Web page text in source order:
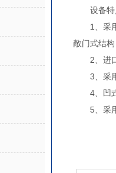
设备特
1、采用
敞门式结
2、进口
3、采用
4、凹式
5、